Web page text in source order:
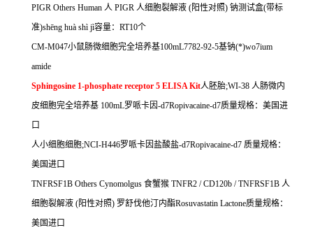
PIGR Others Human 人 PIGR 人细胞裂解液 (阳性对照) 钠测试盒(带标
准)shēng huà shì jì容量： RT10个
CM-M047小鼠肠微细胞完全培养基100mL7782-92-5基钠(*)wo7ium
amide
Sphingosine 1-phosphate receptor 5 ELISA Kit人胚胎;WI-38 人肠微内
皮细胞完全培养基 100mL罗哌卡因-d7Ropivacaine-d7质量规格：美国进
口
人小细胞细胞;NCI-H446罗哌卡因盐酸盐-d7Ropivacaine-d7 质量规格：
美国进口
TNFRSF1B Others Cynomolgus 食蟹猴 TNFR2 / CD120b / TNFRSF1B 人
细胞裂解液 (阳性对照) 罗舒伐他汀内酯Rosuvastatin Lactone质量规格：
美国进口